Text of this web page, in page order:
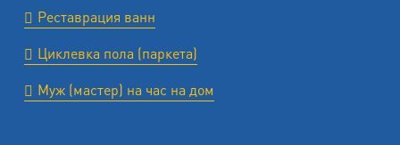
Реставрация ванн
Циклевка пола (паркета)
Муж (мастер) на час на дом